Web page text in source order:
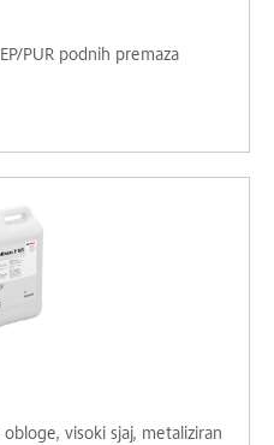
PUR podnih premaza
visoki sjaj, metaliziran